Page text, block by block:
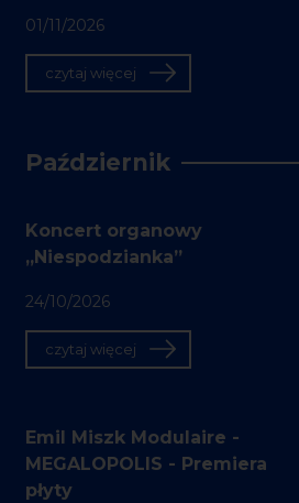
01/11/2026
czytaj więcej
Październik
Koncert organowy
„Niespodzianka”
24/10/2026
czytaj więcej
Emil Miszk Modulaire -
MEGALOPOLIS - Premiera
płyty